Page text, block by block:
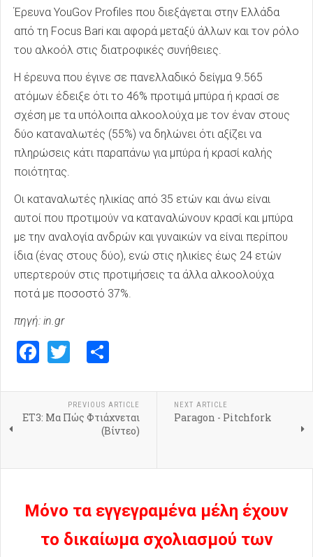
Έρευνα YouGov Profiles που διεξάγεται στην Ελλάδα
από τη Focus Bari και αφορά μεταξύ άλλων και τον ρόλο
του αλκοόλ στις διατροφικές συνήθειες.
Η έρευνα που έγινε σε πανελλαδικό δείγμα 9.565
ατόμων έδειξε ότι το 46% προτιμά μπύρα ή κρασί σε
σχέση με τα υπόλοιπα αλκοολούχα με τον έναν στους
δύο καταναλωτές (55%) να δηλώνει ότι αξίζει να
πληρώσεις κάτι παραπάνω για μπύρα ή κρασί καλής
ποιότητας.
Οι καταναλωτές ηλικίας από 35 ετών και άνω είναι
αυτοί που προτιμούν να καταναλώνουν κρασί και μπύρα
με την αναλογία ανδρών και γυναικών να είναι περίπου
ίδια (ένας στους δύο), ενώ στις ηλικίες έως 24 ετών
υπερτερούν στις προτιμήσεις τα άλλα αλκοολούχα
ποτά με ποσοστό 37%.
πηγή: in.gr
Facebook
Twitter
PREVIOUS ARTICLE
ΕΤ3: Μα Πώς Φτιάχνεται
(Βίντεο)
NEXT ARTICLE
Paragon - Pitchfork
Μόνο τα εγγεγραμένα μέλη έχουν
το δικαίωμα σχολιασμού των